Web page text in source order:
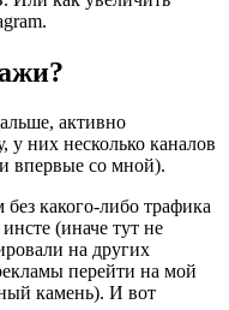
активно
у них несколько каналов
впервые со мной).
какого-либо трафика
(иначе тут не
на других
перейти на мой
камень). И вот